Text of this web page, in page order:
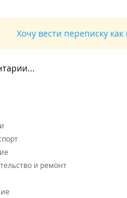
Хочу вести переписку
и ремонт